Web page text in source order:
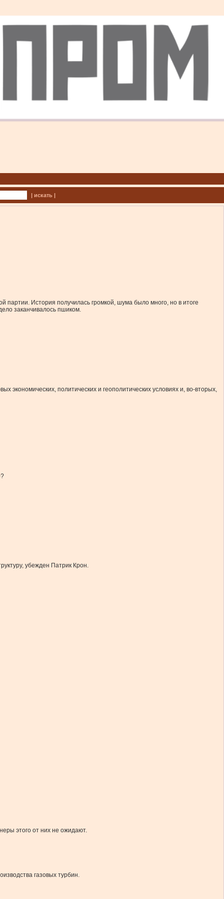
| искать |
партии. История получилась громкой, шума было много, но в итоге
заканчивалось пшиком.
экономических, политических и геополитических условиях и, во-вторых,
убежден Патрик Крон.
этого от них не ожидают.
газовых турбин.